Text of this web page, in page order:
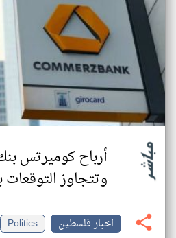
وتتجاوز التوقعات
اخبار فلسطين
Politics